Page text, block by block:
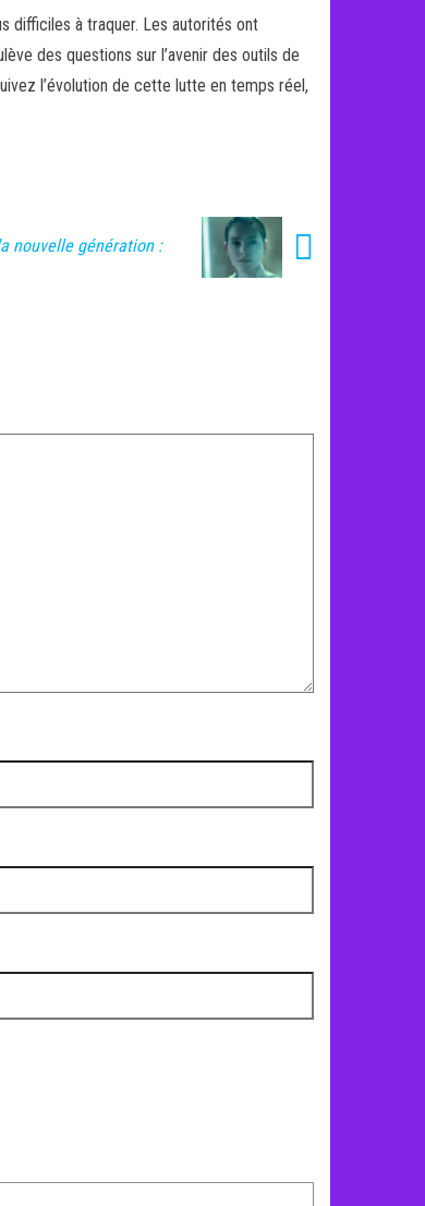
difficiles à traquer. Les autorités ont
des questions sur l’avenir des outils de
l’évolution de cette lutte en temps réel,
nouvelle génération :